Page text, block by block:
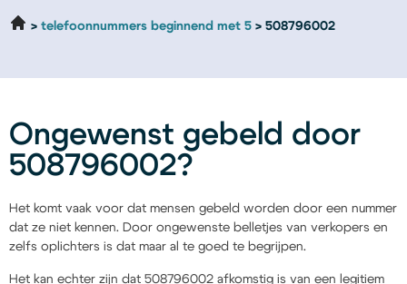
telefoonnummers beginnend met 5 508796002
Ongewenst gebeld door
508796002?
Het komt vaak voor dat mensen gebeld worden door een nummer
dat ze niet kennen. Door ongewenste belletjes van verkopers en
zelfs oplichters is dat maar al te goed te begrijpen.
Het kan echter zijn dat 508796002 afkomstig is van een legitiem